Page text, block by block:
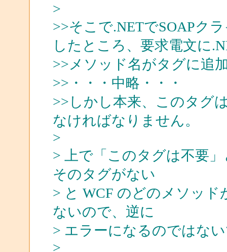
>
>>そこで.NETでSOAPク
したところ、要求電文に
>>メソッド名がタグに追
>>・・・中略・・・
>>しかし本来、このタグ
なければなりません。
>
> 上で「このタグは不要
そのタグがない
> と WCF のどのメソッ
ないので、逆に
> エラーになるのではな
>